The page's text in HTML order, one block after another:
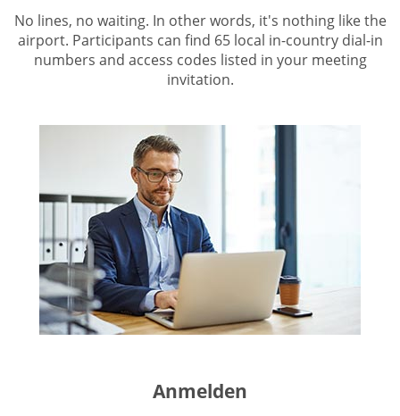
No lines, no waiting. In other words, it's nothing like the
airport. Participants can find 65 local in-country dial-in
numbers and access codes listed in your meeting
invitation.
Anmelden